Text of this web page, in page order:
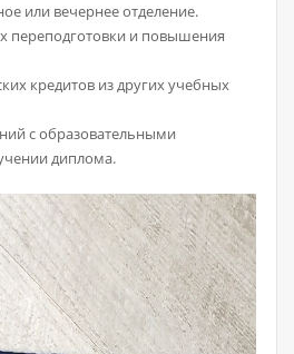
или вечернее отделение.
переподготовки и повышения
кредитов из других учебных
с образовательными
диплома.